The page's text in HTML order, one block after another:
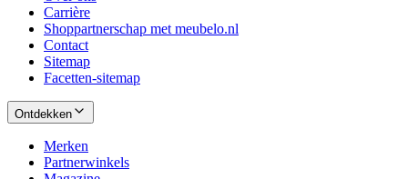
Carrière
Shoppartnerschap met meubelo.nl
Contact
Sitemap
Facetten-sitemap
Ontdekken
Merken
Partnerwinkels